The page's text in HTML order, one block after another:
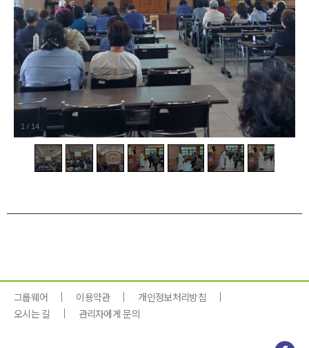
1 / 14
그룹웨어 이용약관
개인정보처리방침
오시는 길
관리자에게 문의